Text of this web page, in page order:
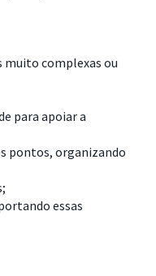
muito complexas ou
para apoiar a
pontos, organizando
essas